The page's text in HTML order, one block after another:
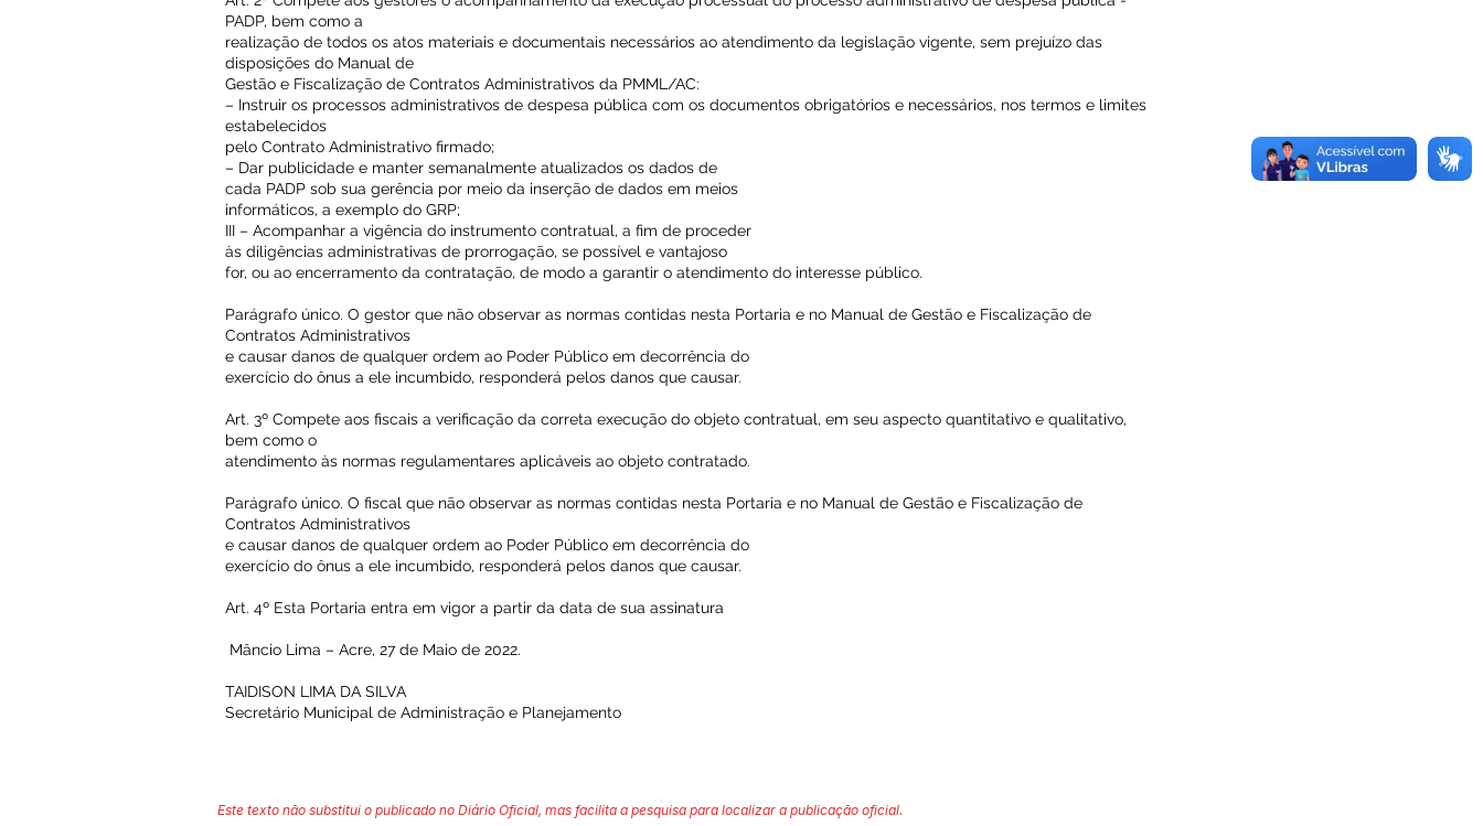
PADP, bem como a
realização de todos os atos materiais e documentais necessários ao atendimento da legislação vigente, sem prejuízo das
disposições do Manual de
Gestão e Fiscalização de Contratos Administrativos da PMML/AC:
– Instruir os processos administrativos de despesa pública com os documentos obrigatórios e necessários, nos termos e limites
estabelecidos
pelo Contrato Administrativo firmado;
– Dar publicidade e manter semanalmente atualizados os dados de
cada PADP sob sua gerência por meio da inserção de dados em meios
informáticos, a exemplo do GRP;
III – Acompanhar a vigência do instrumento contratual, a fim de proceder
às diligências administrativas de prorrogação, se possível e vantajoso
for, ou ao encerramento da contratação, de modo a garantir o atendimento do interesse público.
Parágrafo único. O gestor que não observar as normas contidas nesta Portaria e no Manual de Gestão e Fiscalização de
Contratos Administrativos
e causar danos de qualquer ordem ao Poder Público em decorrência do
exercício do ônus a ele incumbido, responderá pelos danos que causar.
Art. 3º Compete aos fiscais a verificação da correta execução do objeto contratual, em seu aspecto quantitativo e qualitativo,
bem como o
atendimento às normas regulamentares aplicáveis ao objeto contratado.
Parágrafo único. O fiscal que não observar as normas contidas nesta Portaria e no Manual de Gestão e Fiscalização de
Contratos Administrativos
e causar danos de qualquer ordem ao Poder Público em decorrência do
exercício do ônus a ele incumbido, responderá pelos danos que causar.
Art. 4º Esta Portaria entra em vigor a partir da data de sua assinatura
Mâncio Lima – Acre, 27 de Maio de 2022.
TAIDISON LIMA DA SILVA
Secretário Municipal de Administração e Planejamento
Este texto não substitui o publicado no Diário Oficial, mas facilita a pesquisa para localizar a publicação oficial.